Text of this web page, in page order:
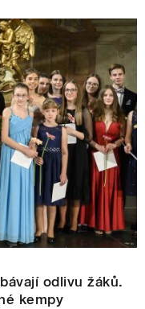
odlivu žáků.
kempy